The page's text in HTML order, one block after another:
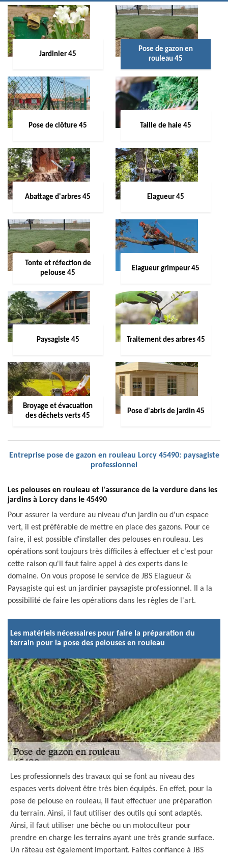
Jardinier 45
Pose de gazon en
rouleau 45
Pose de clôture 45 Taille de haie 45
Abattage d'arbres 45 Elagueur 45
Tonte et réfection de
pelouse 45
Elagueur grimpeur 45
Paysagiste 45 Traitement des arbres 45
Broyage et évacuation
des déchets verts 45
Pose d'abris de jardin 45
Entreprise pose de gazon en rouleau Lorcy 45490: paysagiste
professionnel
Les pelouses en rouleau et l'assurance de la verdure dans les
jardins à Lorcy dans le 45490
Pour assurer la verdure au niveau d'un jardin ou d'un espace
vert, il est préférable de mettre en place des gazons. Pour ce
faire, il est possible d'installer des pelouses en rouleau. Les
opérations sont toujours très difficiles à effectuer et c'est pour
cette raison qu'il faut faire appel à des experts dans le
domaine. On vous propose le service de JBS Elagueur &
Paysagiste qui est un jardinier paysagiste professionnel. Il a la
possibilité de faire les opérations dans les règles de l'art.
Les matériels nécessaires pour faire la préparation du
terrain pour la pose des pelouses en rouleau
Les professionnels des travaux qui se font au niveau des
espaces verts doivent être très bien équipés. En effet, pour la
pose de pelouse en rouleau, il faut effectuer une préparation
du terrain. Ainsi, il faut utiliser des outils qui sont adaptés.
Ainsi, il faut utiliser une bêche ou un motoculteur pour
prendre en charge les terrains ayant une très grande surface.
Un râteau est également important. Faites confiance à JBS